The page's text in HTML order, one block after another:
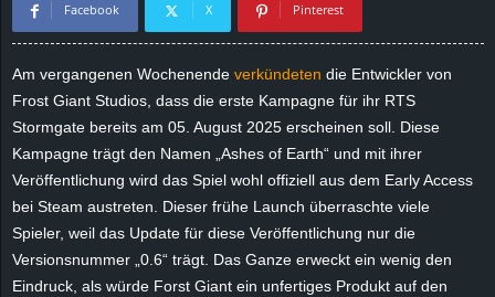
Facebook X Pinterest
Am vergangenen Wochenende verkündeten die Entwickler von
Frost Giant Studios, dass die erste Kampagne für ihr RTS
Stormgate bereits am 05. August 2025 erscheinen soll. Diese
Kampagne trägt den Namen „Ashes of Earth“ und mit ihrer
Veröffentlichung wird das Spiel wohl offiziell aus dem Early Access
bei Steam austreten. Dieser frühe Launch überraschte viele
Spieler, weil das Update für diese Veröffentlichung nur die
Versionsnummer „0.6“ trägt. Das Ganze erweckt ein wenig den
Eindruck, als würde Forst Giant ein unfertiges Produkt auf den